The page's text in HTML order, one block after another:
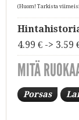
(Huom! Tarkista
4.99 € -> 3.59
MITÄ
Porsas